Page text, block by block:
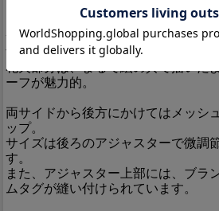
キャップ正面に、打ち上がる3種類の
つばにはそれを見上げる観衆達のシ
す。
花火部分は、まるで絵の具で描いた
ーフが魅力的。
両サイドから後方にかけてはメッシ
ップ。
サイズは後ろのアジャスターで微調
す。
また、アジャスター上部には、ブラ
ムタグが縫い付けられています。